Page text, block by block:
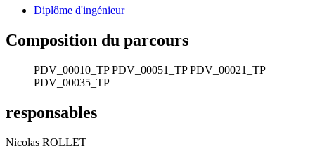
Diplôme d'ingénieur
Composition du parcours
PDV_00010_TP PDV_00051_TP PDV_00021_TP
PDV_00035_TP
responsables
Nicolas ROLLET